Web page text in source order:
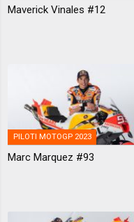
Maverick Vinales #12
PILOTI MOTOGP 2023
Marc Marquez #93